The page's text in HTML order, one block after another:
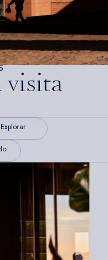
visita
Explorar